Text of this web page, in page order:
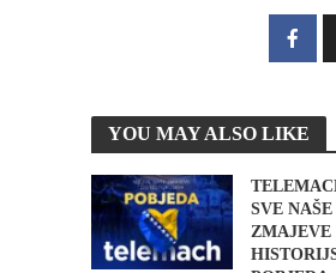
YOU MAY ALSO LIKE
SVE NAŠE
ZMAJEVE